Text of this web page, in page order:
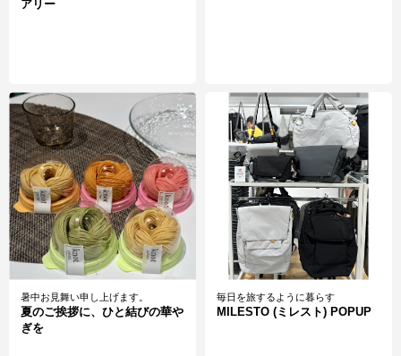
アリー
暑中お見舞い申し上げます。
夏のご挨拶に、ひと結びの華や
ぎを
毎日を旅するように暮らす
MILESTO (ミレスト) POPUP